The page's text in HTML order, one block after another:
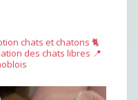
chats et chatons 🐈
des chats libres 📍